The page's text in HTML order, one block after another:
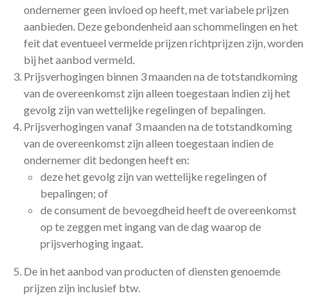
ondernemer geen invloed op heeft, met variabele prijzen
aanbieden. Deze gebondenheid aan schommelingen en het
feit dat eventueel vermelde prijzen richtprijzen zijn, worden
bij het aanbod vermeld.
Prijsverhogingen binnen 3 maanden na de totstandkoming
van de overeenkomst zijn alleen toegestaan indien zij het
gevolg zijn van wettelijke regelingen of bepalingen.
Prijsverhogingen vanaf 3 maanden na de totstandkoming
van de overeenkomst zijn alleen toegestaan indien de
ondernemer dit bedongen heeft en:
deze het gevolg zijn van wettelijke regelingen of
bepalingen; of
de consument de bevoegdheid heeft de overeenkomst
op te zeggen met ingang van de dag waarop de
prijsverhoging ingaat.
De in het aanbod van producten of diensten genoemde
prijzen zijn inclusief btw.